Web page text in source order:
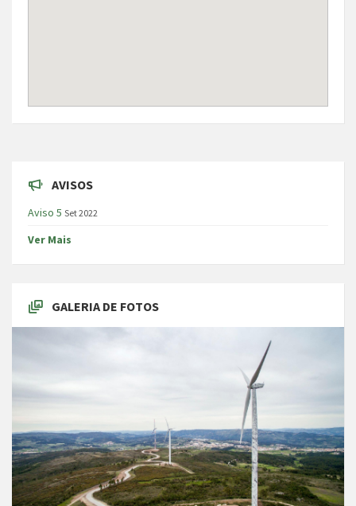
AVISOS
Aviso 5 Set 2022
Ver Mais
GALERIA DE FOTOS